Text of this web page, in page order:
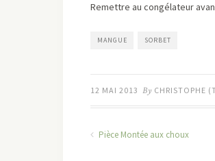
Remettre au congélateur
MANGUE SORBET
12 MAI 2013 By CHRISTOPHE
Pièce Montée aux choux